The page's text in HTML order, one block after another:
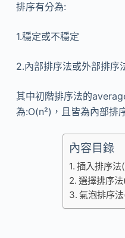
排序有分為:
1.穩定或不穩定
2.內部排序法或外部排序
其中初階排序法的
為:O(n²)，且皆為內部排
內容目錄
插入排序
選擇排序
氣泡排序